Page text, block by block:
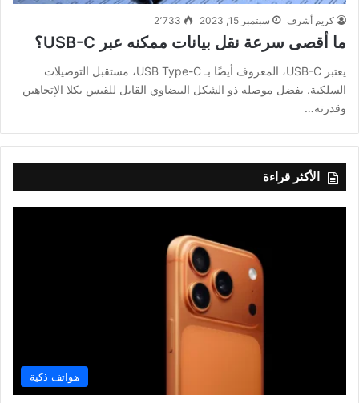
كريم أشرف سبتمبر 15, 2023 2٬733
ما أقصى سرعة نقل بيانات ممكنه عبر USB-C؟
يعتبر USB-C، المعروف أيضًا بـ USB Type-C، مستقبل التوصيلات
السلكية. بفضل موصله ذو الشكل البيضاوي القابل للقبس بكلا الإتجاهين
وقدرته…
الأكثر قراءة
هواتف ذكية